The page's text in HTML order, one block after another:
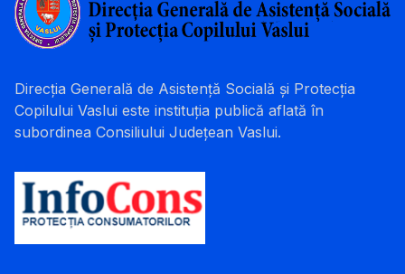
Direcția Generală de Asistență Socială și Protecția
Copilului Vaslui este instituția publică aflată în
subordinea Consiliului Județean Vaslui.